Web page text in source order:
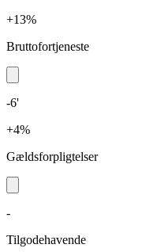
+13%
Bruttofortjeneste
-6'
+4%
Gældsforpligtelser
-
Tilgodehavende